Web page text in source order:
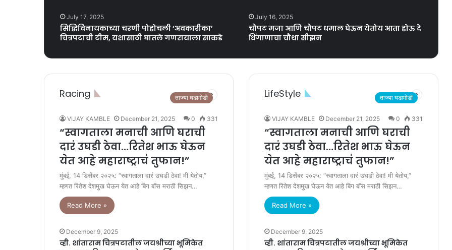
July 17, 2025
सिद्धिविनायकाच्या चरणी पोहोचली ‘अवकारीका’
चित्रपटाची टीम, यशासाठी घातले गणरायाला साकडे
July 16, 2025
चौपट मजा आणि चौपट धमाल घेऊन येतोय आता होऊ दे
धिंगाणाचा चौथा सीझन
Racing
Previous
page
Next
ताज्या घडामोडी
VIJAY KAMBLE December 21, 2025 0 331
“स्वागताला मनाची आणि घराची
दारं उघडी ठेवा…रितेश भाऊ घेऊन
येत आहे महाराष्ट्राचं तुफान!”
मुंबई, 14 डिसेंबर २०२५: “स्वागताला दारं उघडी ठेवा! मी येतोय,”
म्हणत रितेश देशमुख घेऊन येत आहे बिग बॉस मराठी सिझन…
Read More »
December 9, 2025
व्ही. शांताराम चित्रपटातील जयश्रीच्या भूमिकेत
LifeStyle
Previous
page
Next
ताज्या घडामोडी
VIJAY KAMBLE December 21, 2025 0 331
“स्वागताला मनाची आणि घराची
दारं उघडी ठेवा…रितेश भाऊ घेऊन
येत आहे महाराष्ट्राचं तुफान!”
मुंबई, 14 डिसेंबर २०२५: “स्वागताला दारं उघडी ठेवा! मी येतोय,”
म्हणत रितेश देशमुख घेऊन येत आहे बिग बॉस मराठी सिझन…
Read More »
December 9, 2025
व्ही. शांताराम चित्रपटातील जयश्रीच्या भूमिकेत